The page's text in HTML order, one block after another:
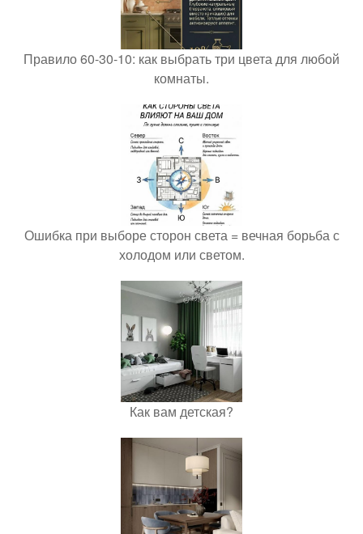
Правило 60-30-10: как выбрать три цвета для любой
комнаты.
Ошибка при выборе сторон света = вечная борьба с
холодом или светом.
Как вам детская?